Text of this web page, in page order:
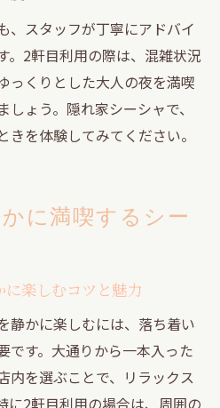
、スタッフが丁寧にアドバイ
。2軒目利用の際は、混雑状況
っくりとした大人の夜を満喫
ょう。隠れ家シーシャで、
を体験してみてください。
に満喫するシー
楽しむコツと魅力
静かに楽しむには、落ち着い
です。大通りから一本入った
内を選ぶことで、リラックス
に2軒目利用の場合は、周囲の